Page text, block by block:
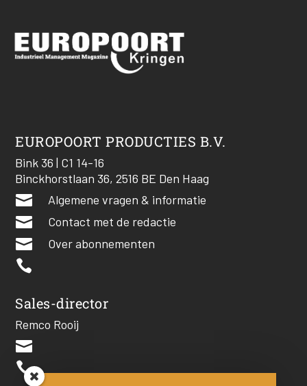
EUROPOORT PRODUCTIES B.V.
Bink 36 | C1 14-16
Binckhorstlaan 36, 2516 BE Den Haag
 Algemene vragen & informatie
 Contact met de redactie
 Over abonnementen

Sales-director
Remco Rooij

